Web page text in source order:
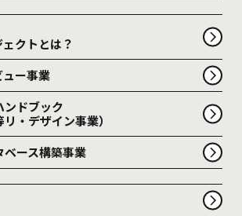
クトとは？
ー事業
ンドブック
リ・デザイン事業）
ース構築事業